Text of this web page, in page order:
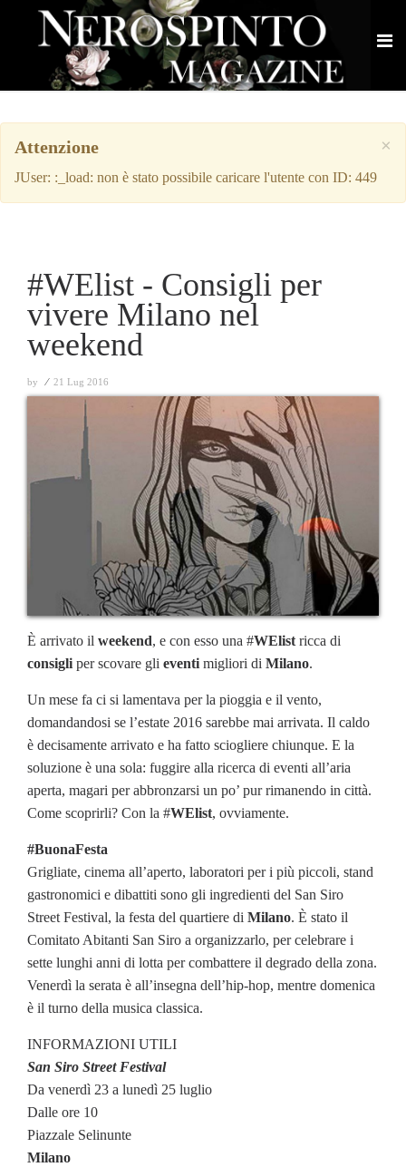
×
Attenzione
JUser: :_load: non è stato possibile caricare l'utente con ID: 449
#WElist - Consigli per
vivere Milano nel
weekend
by ⁄ 21 Lug 2016
È arrivato il weekend, e con esso una #WElist ricca di
consigli per scovare gli eventi migliori di Milano.
Un mese fa ci si lamentava per la pioggia e il vento,
domandandosi se l’estate 2016 sarebbe mai arrivata. Il caldo
è decisamente arrivato e ha fatto sciogliere chiunque. E la
soluzione è una sola: fuggire alla ricerca di eventi all’aria
aperta, magari per abbronzarsi un po’ pur rimanendo in città.
Come scoprirli? Con la #WElist, ovviamente.
#BuonaFesta
Grigliate, cinema all’aperto, laboratori per i più piccoli, stand
gastronomici e dibattiti sono gli ingredienti del San Siro
Street Festival, la festa del quartiere di Milano. È stato il
Comitato Abitanti San Siro a organizzarlo, per celebrare i
sette lunghi anni di lotta per combattere il degrado della zona.
Venerdì la serata è all’insegna dell’hip-hop, mentre domenica
è il turno della musica classica.
INFORMAZIONI UTILI
San Siro Street Festival
Da venerdì 23 a lunedì 25 luglio
Dalle ore 10
Piazzale Selinunte
Milano